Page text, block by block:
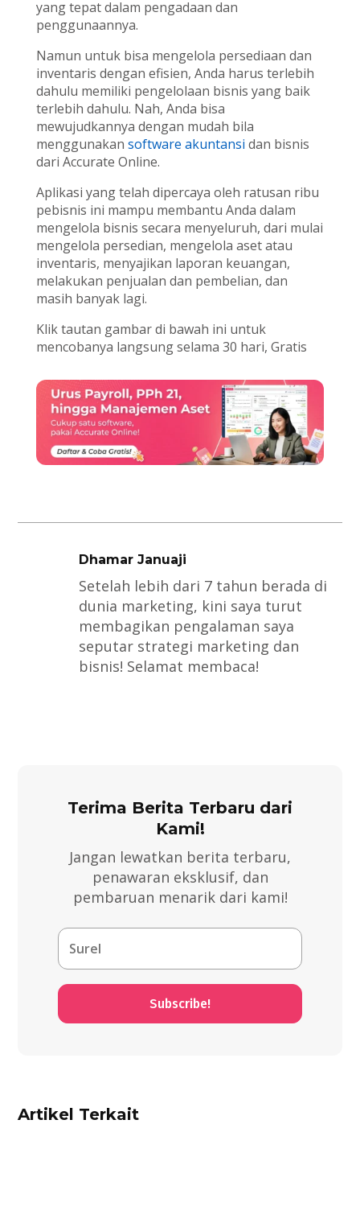
yang tepat dalam pengadaan dan
penggunaannya.
Namun untuk bisa mengelola persediaan dan
inventaris dengan efisien, Anda harus terlebih
dahulu memiliki pengelolaan bisnis yang baik
terlebih dahulu. Nah, Anda bisa
mewujudkannya dengan mudah bila
menggunakan software akuntansi dan bisnis
dari Accurate Online.
Aplikasi yang telah dipercaya oleh ratusan ribu
pebisnis ini mampu membantu Anda dalam
mengelola bisnis secara menyeluruh, dari mulai
mengelola persedian, mengelola aset atau
inventaris, menyajikan laporan keuangan,
melakukan penjualan dan pembelian, dan
masih banyak lagi.
Klik tautan gambar di bawah ini untuk
mencobanya langsung selama 30 hari, Gratis
Dhamar Januaji
Setelah lebih dari 7 tahun berada di
dunia marketing, kini saya turut
membagikan pengalaman saya
seputar strategi marketing dan
bisnis! Selamat membaca!
Terima Berita Terbaru dari
Kami!
Jangan lewatkan berita terbaru,
penawaran eksklusif, dan
pembaruan menarik dari kami!
Subscribe!
Artikel Terkait